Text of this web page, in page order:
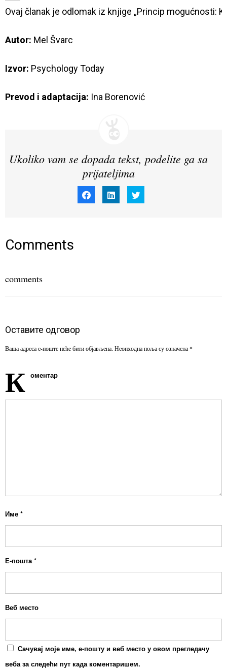
Ovaj članak je odlomak iz knjige „Princip mogućnosti:
Autor: Mel Švarc
Izvor: Psychology Today
Prevod i adaptacija: Ina Borenović
Ukoliko vam se dopada tekst, podelite ga sa
prijateljima
share share share
Comments
comments
Оставите одговор
Ваша адреса е-поште неће бити објављена. Неопходна поља су означена *
К оментар
Име *
Е-пошта *
Веб место
Сачувај моје име, е-пошту и веб место у овом прегледачу
веба за следећи пут када коментаришем.